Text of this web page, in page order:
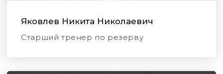
Яковлев Никита Николаевич
Старший тренер по резерву